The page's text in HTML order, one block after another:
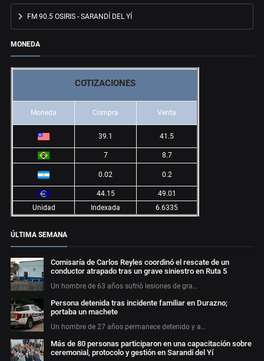
FM 90.5 OSIRIS - SARANDÍ DEL YÍ
MONEDA
COTIZACIONES
Moneda Compra Venta
39.1 41.5
7 8.7
0.02 0.2
44.15
49.01
Unidad
Indexada 6.6335
ÚLTIMA SEMANA
Comisaría de Carlos Reyles coordinó el rescate de un
conductor atrapado tras un grave siniestro en Ruta 5
Un hombre de 63 años sufrió lesiones de gra…
Persona detenida tras incidente familiar en Durazno;
portaba un machete
Un hombre de 27 años permanece detenido y a…
Más de 80 personas participaron en una capacitación sobre
ceremonial, protocolo y gestión en Sarandí del Yí